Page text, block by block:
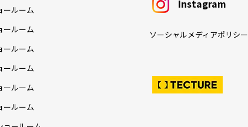
ールーム
ールーム
ールーム
ールーム
ールーム
ールーム
Instagram
ソーシャルメディアポリシー